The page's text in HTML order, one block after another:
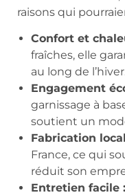
raisons qui
Confort et
fraîches, elle
au long de
Engagement
garnissage à
soutient un
Fabrication
France, ce qui
réduit son
Entretien facile :